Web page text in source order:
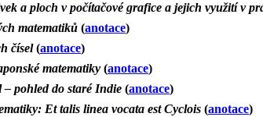
a ploch v počítačové grafice a jejich využití v
matematiků (anotace)
čísel(anotace)
matematiky (anotace)
pohled do staré Indie (anotace)
Et talis linea vocata est Cyclois (anotace)